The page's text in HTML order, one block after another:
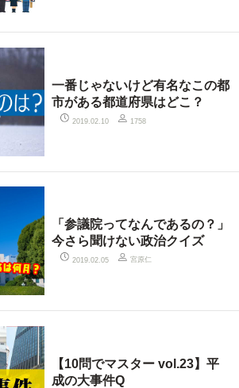
一番じゃないけど有名なこの都
市がある都道府県はどこ？
2019.02.10 1758
「参議院ってなんであるの？」
今さら聞けない政治クイズ
2019.02.05 宮原仁
【10問でマスター vol.23】平
成の大事件Q